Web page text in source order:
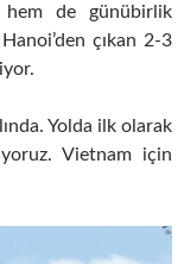
hem de günübirlik
çıkan 2-3
Yolda ilk olarak
Vietnam için